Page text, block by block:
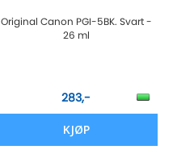
Original Canon PGI-5BK. Svart -
26 ml
283,-
KJØP